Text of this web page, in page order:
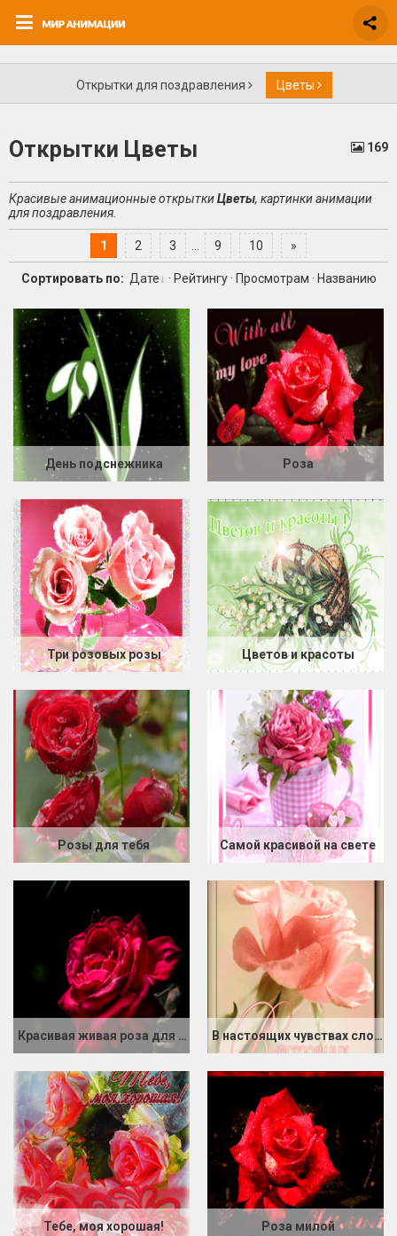
Открытки для поздравления Цветы
Открытки Цветы 169
Красивые анимационные открыткиЦветы, картинки анимации
для поздравления.
1 2 3 ... 9 10 »
Сортировать по: Дате · Рейтингу· Просмотрам · Названию
День подснежника Роза
Три розовых розы Цветов и красоты
Розы для тебя Самой красивой на свете
Красивая живая роза для тебя В настоящих чувствах слова не нужны
Тебе, моя хорошая! Роза милой